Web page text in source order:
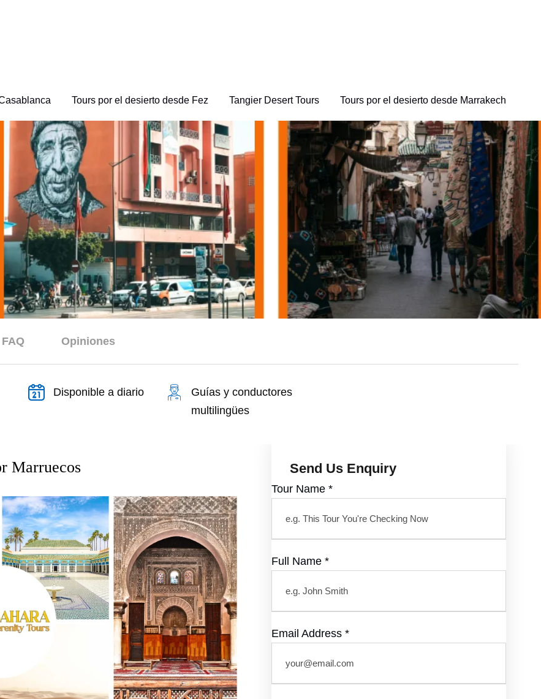
Tours por el desierto desde Fez Tangier Desert Tours Tours por el desierto desde Marrakech
FAQ Opiniones
Disponible a diario
Guías y conductores
multilingües
Marruecos Send Us Enquiry
Tour Name *
Full Name *
Email Address *